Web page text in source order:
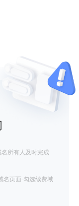
所有人及时完成
名页面-勾选续费域